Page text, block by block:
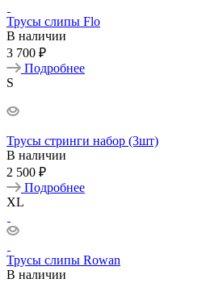
Трусы слипы Flo
В наличии
3 700 ₽
Подробнее
S
Трусы стринги набор (3шт)
В наличии
2 500 ₽
Подробнее
XL
Трусы слипы Rowan
В наличии